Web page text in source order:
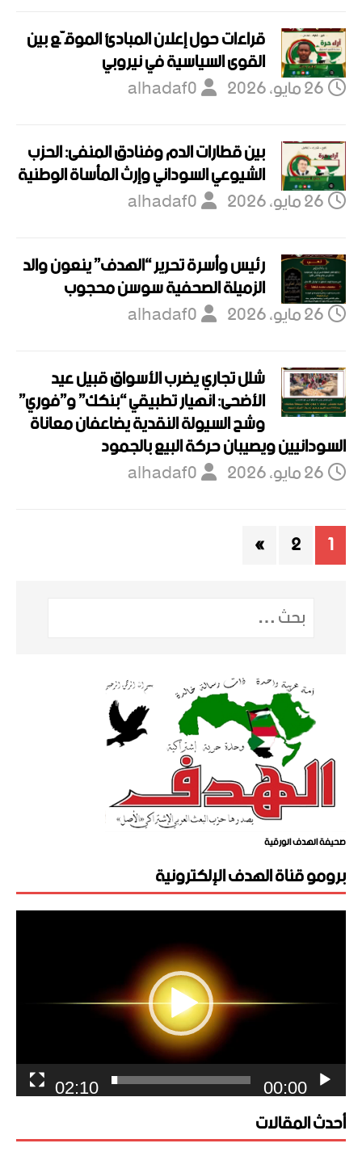
قراءات حول إعلان المبادئ الموقّع بين
القوى السياسية في نيروبي
26 مايو، 2026
alhadaf0
بين قطارات الدم وفنادق المنفى: الحزب
الشيوعي السوداني وإرث المأساة الوطنية
26 مايو، 2026
alhadaf0
رئيس وأسرة تحرير “الهدف” ينعون والد
الزميلة الصحفية سوسن محجوب
26 مايو، 2026
alhadaf0
شلل تجاري يضرب الأسواق قبيل عيد
الأضحى: انهيار تطبيقي “بنكك” و”فوري”
وشح السيولة النقدية يضاعفان معاناة
السودانيين ويصيبان حركة البيع بالجمود
26 مايو، 2026
alhadaf0
1
2
»
صحيفة الهدف الورقية
برومو قناة الهدف الإلكترونية
مشغل
00:00
02:10
أحدث المقالات